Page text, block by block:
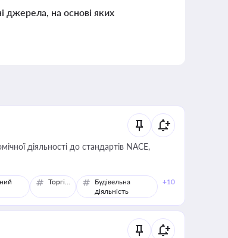
джерела, на основі яких
діяльності до стандартів NACE,
Торгівля
Будівельна
діяльність
+10